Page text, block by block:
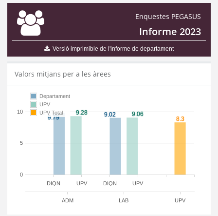
Enquestes PEGASUS
Informe 2023
Versió imprimible de l'informe de departament
Valors mitjans per a les àrees
DIQN DIQN
UPV UPV
ADM LAB UPV
0
5
10
Departament
UPV
UPV Total